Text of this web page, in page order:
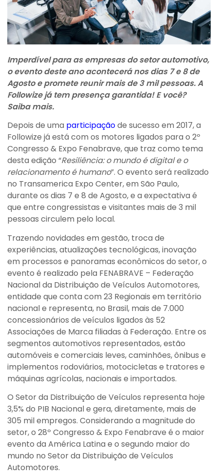
Imperdível para as empresas do setor automotivo,
o evento deste ano acontecerá nos dias 7 e 8 de
Agosto e promete reunir mais de 3 mil pessoas. A
Followize já tem presença garantida! E você?
Saiba mais.
Depois de uma participaçãode sucesso em 2017, a
Followize já está com os motores ligados para o 2º
Congresso & Expo Fenabrave, que traz como tema
desta edição “Resiliência: o mundo é digital e o
relacionamento é humano”. O evento será realizado
no Transamerica Expo Center, em São Paulo,
durante os dias 7 e 8 de Agosto, e a expectativa é
que entre congressistas e visitantes mais de 3 mil
pessoas circulem pelo local.
Trazendo novidades em gestão, troca de
experiências, atualizações tecnológicas, inovação
em processos e panoramas econômicos do setor, o
evento é realizado pela FENABRAVE – Federação
Nacional da Distribuição de Veículos Automotores,
entidade que conta com 23 Regionais em território
nacional e representa, no Brasil, mais de 7.000
concessionários de veículos ligados às 52
Associações de Marca filiadas à Federação. Entre os
segmentos automotivos representados, estão
automóveis e comerciais leves, caminhões, ônibus e
implementos rodoviários, motocicletas e tratores e
máquinas agrícolas, nacionais e importados.
O Setor da Distribuição de Veículos representa hoje
3,5% do PIB Nacional e gera, diretamente, mais de
305 mil empregos. Considerando a magnitude do
setor, o 28º Congresso & Expo Fenabrave é o maior
evento da América Latina e o segundo maior do
mundo no Setor da Distribuição de Veículos
Automotores.